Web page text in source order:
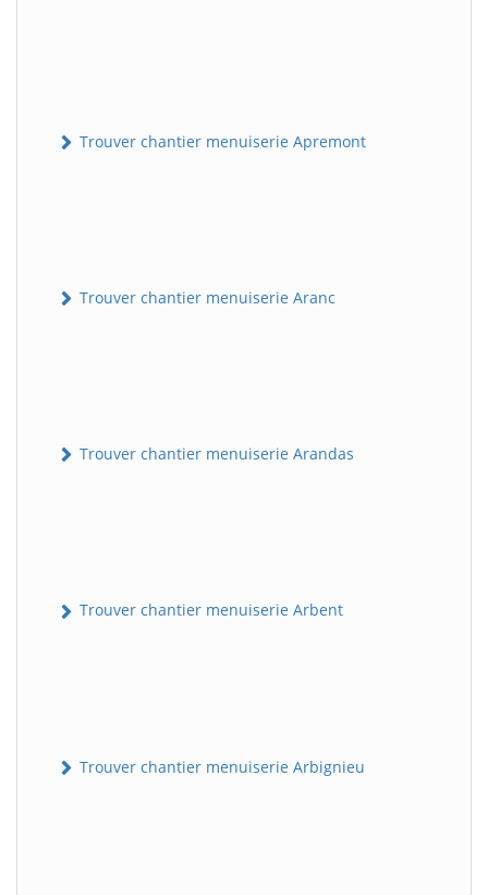
Trouver chantier menuiserie Apremont
Trouver chantier menuiserie Aranc
Trouver chantier menuiserie Arandas
Trouver chantier menuiserie Arbent
Trouver chantier menuiserie Arbignieu